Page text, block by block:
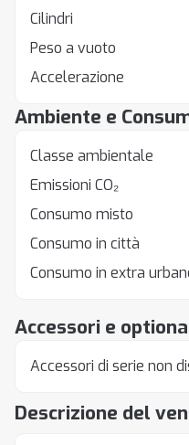
Descrizione del
Accessori e
Accessori di serie non
Cilindri
Peso a vuoto
Accelerazione
Ambiente e
Classe ambientale
Emissioni CO₂
Consumo misto
Consumo in città
Consumo in extra